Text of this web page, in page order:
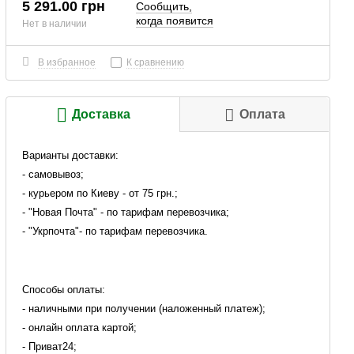
5 291.00 грн
Нет в наличии
Сообщить,
когда появится
В избранное К сравнению
Доставка Оплата
Варианты доставки:
- самовывоз;
- курьером по Киеву - от 75 грн.;
- "Новая Почта" - по тарифам перевозчика;
- "Укрпочта"- по тарифам перевозчика.
Способы оплаты:
- наличными при получении (наложенный платеж);
- онлайн оплата картой;
- Приват24;